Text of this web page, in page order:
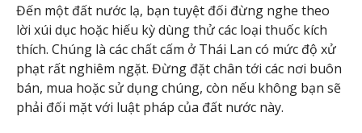
Đến một đất nước lạ, bạn tuyệt đối đừng nghe theo
lời xúi dục hoặc hiếu kỳ dùng thử các loại thuốc kích
thích. Chúng là các chất cấm ở Thái Lan có mức độ xử
phạt rất nghiêm ngặt. Đừng đặt chân tới các nơi buôn
bán, mua hoặc sử dụng chúng, còn nếu không bạn sẽ
phải đối mặt với luật pháp của đất nước này.